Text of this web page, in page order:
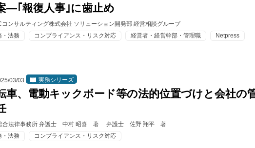
―｢報復人事｣に歯止め
コンサルティング株式会社 ソリューション開発部 経営相談グループ
・法務
コンプライアンス・リスク対応 経営者・経営幹部・管理職 Netpress
03/03 実務シリーズ
車、電動キックボード等の法的位置づけと会社の
合法律事務所 弁護士 中村 昭喜 著 弁護士 佐野 翔平 著
・法務
コンプライアンス・リスク対応